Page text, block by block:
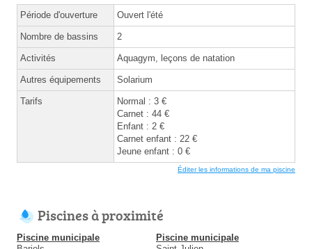
Période d'ouverture Ouvert l'été
Nombre de bassins 2
Activités Aquagym, leçons de natation
Autres équipements Solarium
Tarifs
Normal : 3 €
Carnet : 44 €
Enfant : 2 €
Carnet enfant : 22 €
Jeune enfant : 0 €
Éditer les informations de ma piscine
Piscines à proximité
Piscine municipale
Piscine municipale